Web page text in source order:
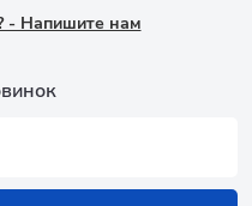
- Напишите нам